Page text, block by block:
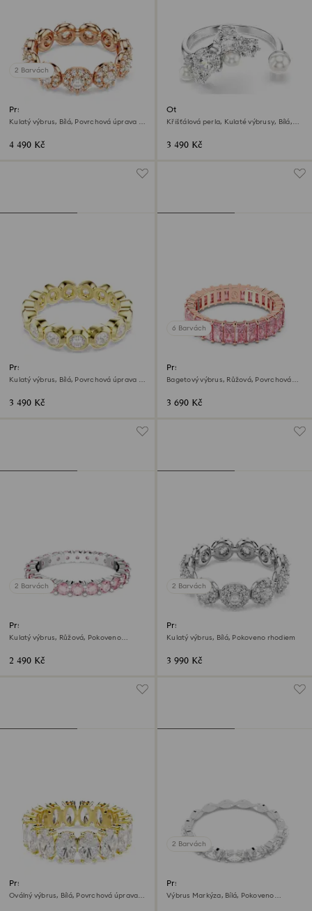
2 Barvách
Prsten Una Angelic
Kulatý výbrus, Bílá, Povrchová úprava z
4 490 Kč
Otevřený prsten Constella
Křišťálová perla, Kulaté výbrusy, Bílá,
3 490 Kč
Prsten Imber
Kulatý výbrus, Bílá, Povrchová úprava z
3 490 Kč
6 Barvách
Prsten Matrix
Bagetový výbrus, Růžová, Povrchová
3 690 Kč
2 Barvách
Prsten Matrix
Kulatý výbrus, Růžová, Pokoveno
2 490 Kč
2 Barvách
Prsten Una Angelic
Kulatý výbrus, Bílá, Pokoveno rhodiem
3 990 Kč
Prsten Matrix
Oválný výbrus, Bílá, Povrchová úprava z
2 Barvách
Prsten Matrix Vittore
Výbrus Markýza, Bílá, Pokoveno